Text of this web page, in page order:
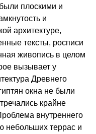
плоскими и
и
архитек­туре,
тексты, росписи
живо­пись в целом
вызывает у
Древнего
окна не были
крайне
внутреннего
небольших террас и